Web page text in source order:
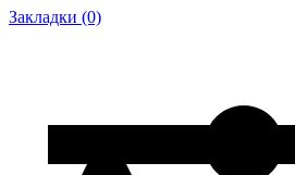
Закладки (0)